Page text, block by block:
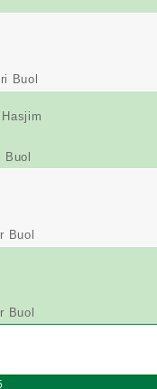
Buol
Buol
Buol